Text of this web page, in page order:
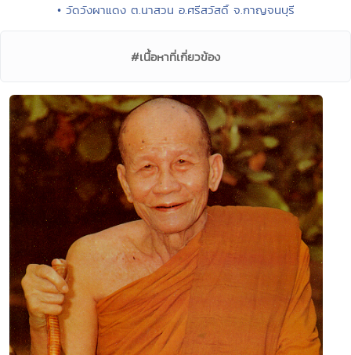
• วัดวังผาแดง ต.นาสวน อ.ศรีสวัสดิ์ จ.กาญจนบุรี
#เนื้อหาที่เกี่ยวข้อง